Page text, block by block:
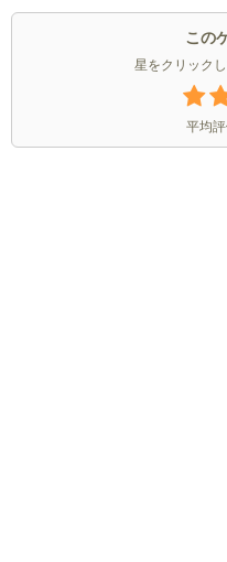
この
星をクリック
平均評